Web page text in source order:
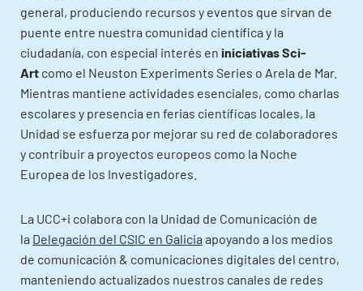
general, produciendo recursos y eventos que sirvan de
puente entre nuestra comunidad científica y la
ciudadanía, con especial interés en iniciativas Sci-
Art como el Neuston Experiments Series o Arela de Mar.
Mientras mantiene actividades esenciales, como charlas
escolares y presencia en ferias científicas locales, la
Unidad se esfuerza por mejorar su red de colaboradores
y contribuir a proyectos europeos como la Noche
Europea de los Investigadores.
La UCC+i colabora con la Unidad de Comunicación de
la Delegación del CSIC en Galicia apoyando a los medios
de comunicación & comunicaciones digitales del centro,
manteniendo actualizados nuestros canales de redes